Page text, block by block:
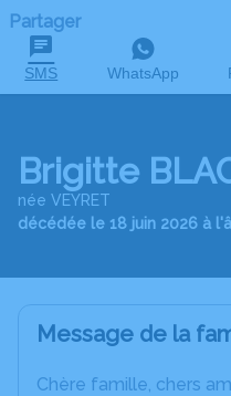
Partager
SMS WhatsApp
Brigitte
née VEYRET
décédée le 18 juin 2026 à
Message de la
Chère famille, chers